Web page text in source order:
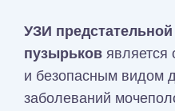
УЗИ
пузырьков
и безопасным видом
заболеваний